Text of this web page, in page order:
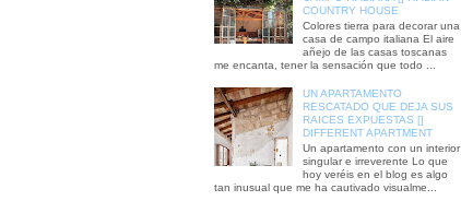
COUNTRY HOUSE
Colores tierra para decorar una
casa de campo italiana El aire
añejo de las casas toscanas
me encanta, tener la sensación que todo ...
UN APARTAMENTO
RESCATADO QUE DEJA SUS
RAICES EXPUESTAS []
DIFFERENT APARTMENT
Un apartamento con un interior
singular e irreverente Lo que
hoy veréis en el blog es algo
tan inusual que me ha cautivado visualme...